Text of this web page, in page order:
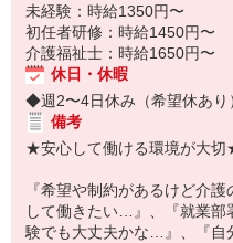
未経験：時給1350円〜
初任者研修：時給1450円〜
介護福祉士：時給1650円〜
休日・休暇
◆週2〜4日休み（希望休あり
備考
★安心して働ける環境が大
『希望や制約があるけど介
して働きたい…』、『就業
験でも大丈夫かな…』、『自